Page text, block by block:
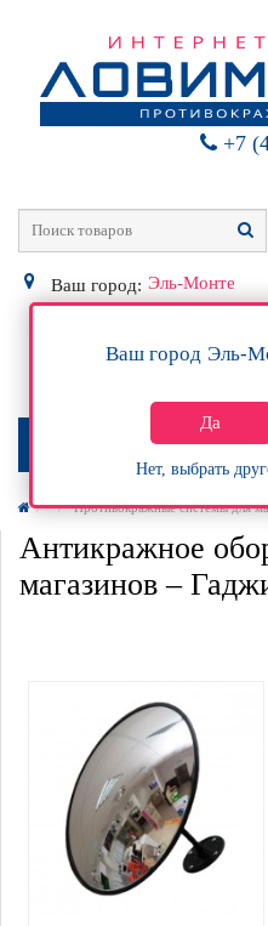
+7
Ваш город: Эль-Монте
Ваш город Эль-
Да
Нет, выбрать
Противокражные системы для
Антикражное
магазинов –